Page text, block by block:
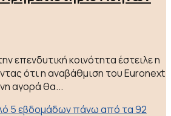
επενδυτική κοινότητα έστειλε η
ότι η αναβάθμιση του Euronext
αγορά θα...